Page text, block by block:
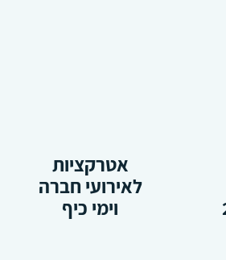
אטרקציות
לאירועי חברה
וימי כיף